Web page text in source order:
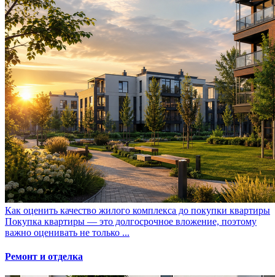
Как оценить качество жилого комплекса до покупки квартиры
Покупка квартиры — это долгосрочное вложение, поэтому
важно оценивать не только ...
Ремонт и отделка